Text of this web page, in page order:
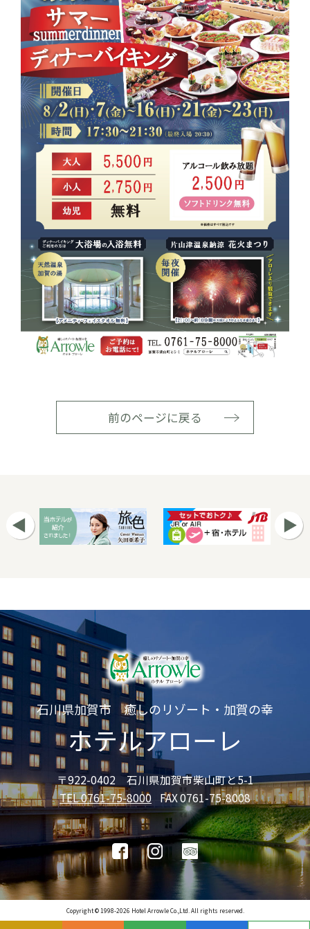
前のページに戻る
石川県加賀市 癒しのリゾート・加賀の幸
ホテルアローレ
〒922-0402 石川県加賀市柴山町と5-1
TEL 0761-75-8000 FAX 0761-75-8008
Copyright © 1998-2026 Hotel Arrowle Co.,Ltd. All rights reserved.